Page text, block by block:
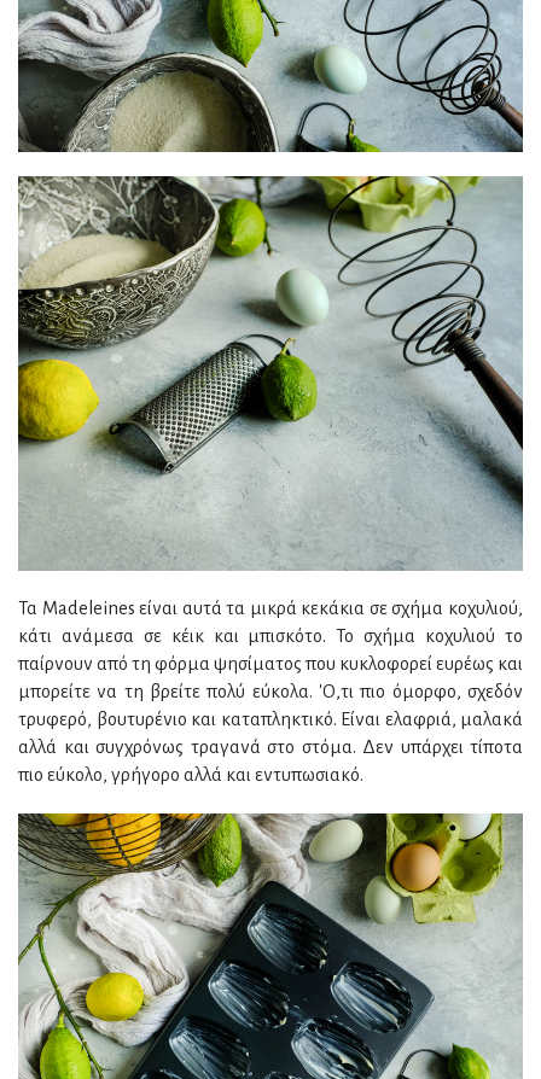
Τα Madeleines είναι αυτά τα μικρά κεκάκια σε σχήμα κοχυλιού,
κάτι ανάμεσα σε κέικ και μπισκότο. Το σχήμα κοχυλιού το
παίρνουν από τη φόρμα ψησίματος που κυκλοφορεί ευρέως και
μπορείτε να τη βρείτε πολύ εύκολα. 'Ο,τι πιο όμορφο, σχεδόν
τρυφερό, βουτυρένιο και καταπληκτικό. Είναι ελαφριά, μαλακά
αλλά και συγχρόνως τραγανά στο στόμα. Δεν υπάρχει τίποτα
πιο εύκολο, γρήγορο αλλά και εντυπωσιακό.